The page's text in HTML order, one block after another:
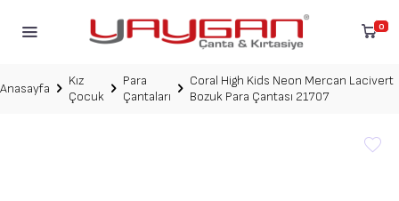
0
Anasayfa
Kız
Çocuk
Para
Çantaları
Coral High Kids Neon Mercan Lacivert
Bozuk Para Çantası 21707